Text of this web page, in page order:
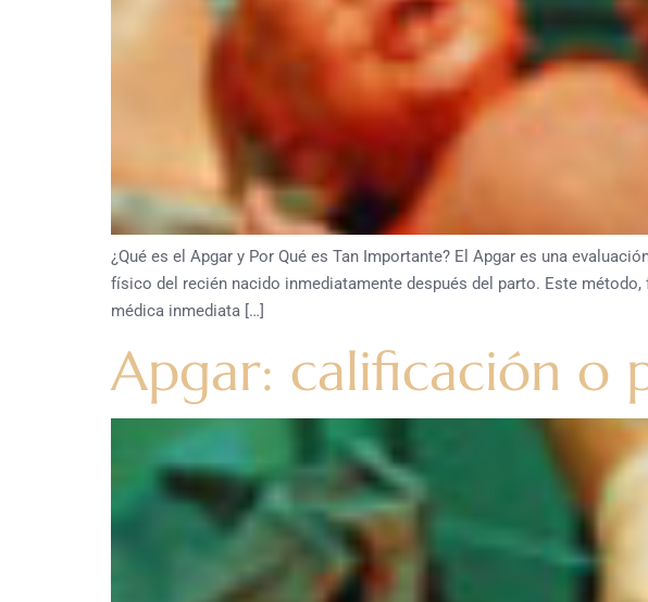
¿Qué es el Apgar y Por Qué es Tan Importante? El Apgar es una
físico del recién nacido inmediatamente después del parto. Este
médica inmediata […]
Apgar: calificación o